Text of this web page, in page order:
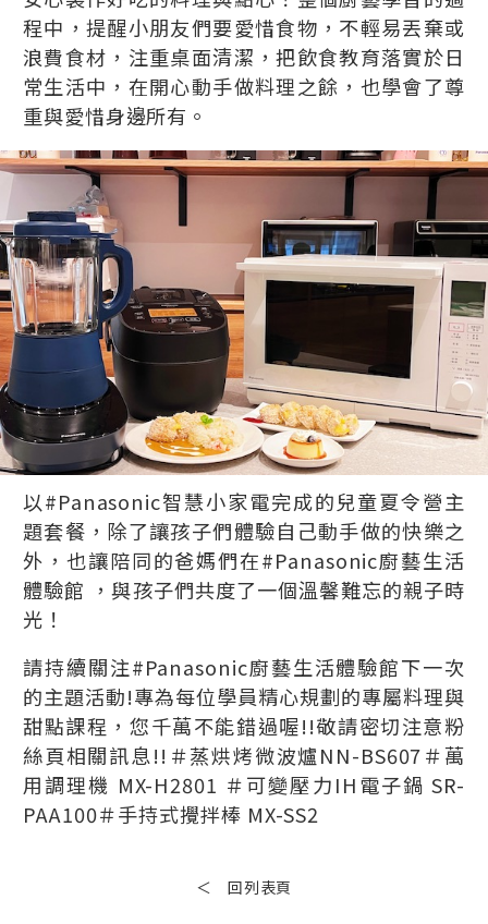
程中，提醒小朋友們要愛惜食物，不輕易丟棄或
浪費食材，注重桌面清潔，把飲食教育落實於日
常生活中，在開心動手做料理之餘，也學會了尊
重與愛惜身邊所有。
以#Panasonic智慧小家電完成的兒童夏令營主
題套餐，除了讓孩子們體驗自己動手做的快樂之
外，也讓陪同的爸媽們在#Panasonic廚藝生活
體驗館 ，與孩子們共度了一個溫馨難忘的親子時
光！
請持續關注#Panasonic廚藝生活體驗館下一次
的主題活動!專為每位學員精心規劃的專屬料理與
甜點課程，您千萬不能錯過喔!!敬請密切注意粉
絲頁相關訊息!!＃蒸烘烤微波爐NN-BS607＃萬
用調理機 MX-H2801 ＃可變壓力IH電子鍋 SR-
PAA100＃手持式攪拌棒 MX-SS2
＜ 回列表頁